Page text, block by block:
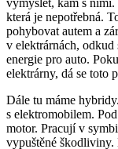
vymyslet, kam s nimi.
která je nepotřebná.
pohybovat autem a
v elektrárnách, odkud
energie pro auto.
elektrárny, dá se toto
Dále tu máme
s elektromobilem.
motor. Pracují v
vypuštěné škodliviny.